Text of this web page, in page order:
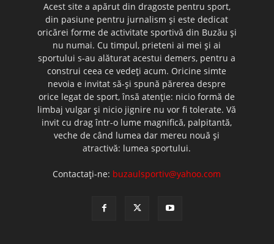
Acest site a apărut din dragoste pentru sport,
din pasiune pentru jurnalism şi este dedicat
oricărei forme de activitate sportivă din Buzău şi
nu numai. Cu timpul, prieteni ai mei şi ai
sportului s-au alăturat acestui demers, pentru a
construi ceea ce vedeţi acum. Oricine simte
nevoia e invitat să-şi spună părerea despre
orice legat de sport, însă atenţie: nicio formă de
limbaj vulgar şi nicio jignire nu vor fi tolerate. Vă
invit cu drag într-o lume magnifică, palpitantă,
veche de când lumea dar mereu nouă şi
atractivă: lumea sportului.
Contactați-ne: buzaulsportiv@yahoo.com